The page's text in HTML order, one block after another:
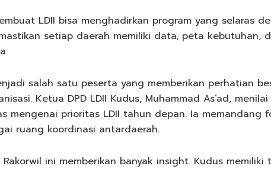
LDII bisa menghadirkan program yang selaras
setiap daerah memiliki data, peta kebutuhan,
salah satu peserta yang memberikan perhatian
Ketua DPD LDII Kudus, Muhammad As’ad,
mengenai prioritas LDII tahun depan. Ia memandang
ruang koordinasi antardaerah.
Rakorwil ini memberikan banyak insight. Kudus